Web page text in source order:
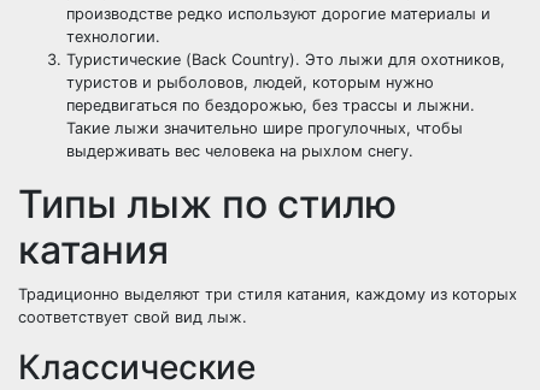
производстве редко используют дорогие материалы и
технологии.
Туристические (Back Country). Это лыжи для охотников,
туристов и рыболовов, людей, которым нужно
передвигаться по бездорожью, без трассы и лыжни.
Такие лыжи значительно шире прогулочных, чтобы
выдерживать вес человека на рыхлом снегу.
Типы лыж по стилю
катания
Традиционно выделяют три стиля катания, каждому из которых
соответствует свой вид лыж.
Классические